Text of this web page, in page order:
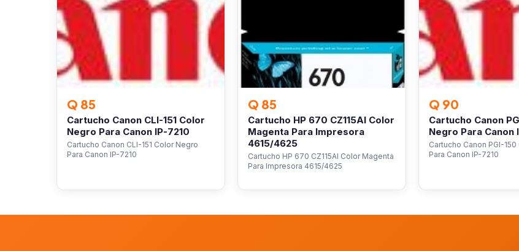
Q 85
Cartucho Canon CLI-151 Color
Negro Para Canon IP-7210
Cartucho Canon CLI-151 Color Negro
Para Canon IP-7210
Q 85
Cartucho HP 670 CZ115Al Color
Magenta Para Impresora
4615/4625
Cartucho HP 670 CZ115Al Color Magenta
Para Impresora 4615/4625
Q 90
Cartucho Canon
Negro Para Canon
Cartucho Canon PGI-
Para Canon IP-7210